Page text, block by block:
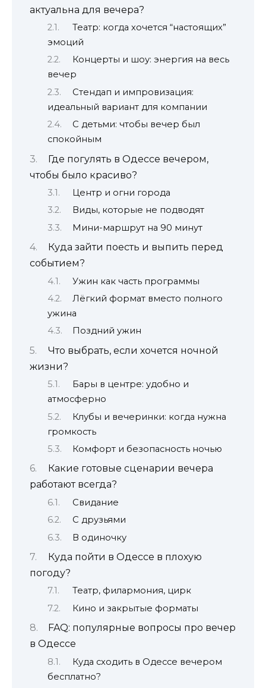
актуальна для вечера?
Театр: когда хочется “настоящих”
эмоций
Концерты и шоу: энергия на весь
вечер
Стендап и импровизация:
идеальный вариант для компании
С детьми: чтобы вечер был
спокойным
Где погулять в Одессе вечером,
чтобы было красиво?
Центр и огни города
Виды, которые не подводят
Мини-маршрут на 90 минут
Куда зайти поесть и выпить перед
событием?
Ужин как часть программы
Лёгкий формат вместо полного
ужина
Поздний ужин
Что выбрать, если хочется ночной
жизни?
Бары в центре: удобно и
атмосферно
Клубы и вечеринки: когда нужна
громкость
Комфорт и безопасность ночью
Какие готовые сценарии вечера
работают всегда?
Свидание
С друзьями
В одиночку
Куда пойти в Одессе в плохую
погоду?
Театр, филармония, цирк
Кино и закрытые форматы
FAQ: популярные вопросы про вечер
в Одессе
Куда сходить в Одессе вечером
бесплатно?